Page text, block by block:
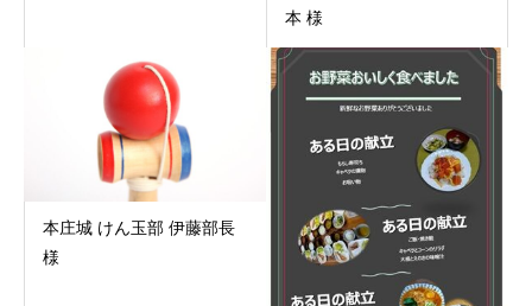
本 様
本庄城 けん玉部 伊藤部長
様